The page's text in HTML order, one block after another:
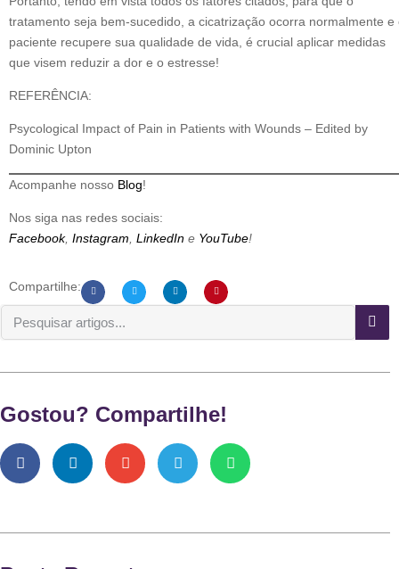
tratamento seja bem-sucedido, a cicatrização ocorra normalmente e
paciente recupere sua qualidade de vida, é crucial aplicar medidas
que visem reduzir a dor e o estresse!
REFERÊNCIA:
Psycological Impact of Pain in Patients with Wounds – Edited by
Dominic Upton
Acompanhe nosso Blog!
Nos siga nas redes sociais:
Facebook, Instagram LinkedIn e YouTube!
Compartilhe:
Gostou? Compartilhe!